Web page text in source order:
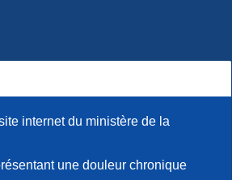
internet du ministère de la
une douleur chronique